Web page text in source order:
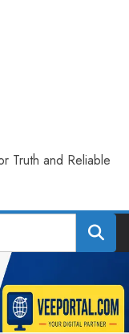
Truth and Reliable